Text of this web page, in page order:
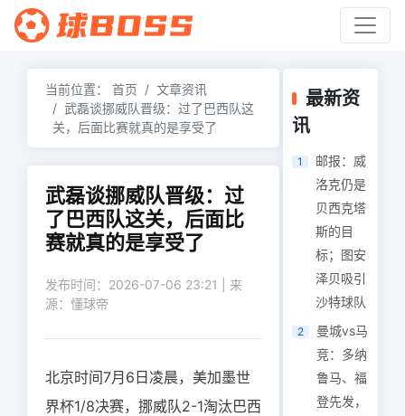
当前位置： 首页
文章资讯
武磊谈挪威队晋级：过了巴西队这
关，后面比赛就真的是享受了
武磊谈挪威队晋级：过
了巴西队这关，后面比
赛就真的是享受了
发布时间：2026-07-06 23:21 | 来
源：懂球帝
北京时间7月6日凌晨，美加墨世
界杯1/8决赛，挪威队2-1淘汰巴西
最新资
讯
1
邮报：威
洛克仍是
贝西克塔
斯的目
标；图安
泽贝吸引
沙特球队
2
曼城vs马
竞：多纳
鲁马、福
登先发，